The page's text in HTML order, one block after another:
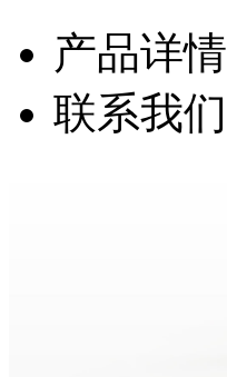
产品详情
联系我们